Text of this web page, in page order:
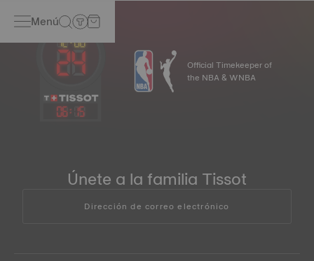
Menú
06: 15
Official Timekeeper of
the NBA & WNBA
Únete a la familia Tissot
Dirección de correo electrónico